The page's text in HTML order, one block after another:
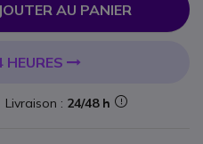
AU PANIER
HEURES
Livraison : 24/48 h